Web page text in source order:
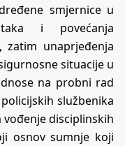
smjernice u
i povećanja
zatim unaprjeđenja
situacije u
na probni rad
službenika
disciplinskih
osnov sumnje koji